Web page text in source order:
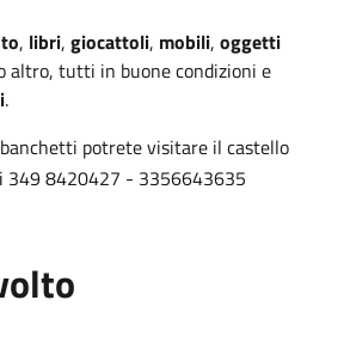
, libri, giocattoli, mobili, oggetti
altro, tutti in buone condizioni e
.
potrete visitare il castello
349 8420427 - 3356643635